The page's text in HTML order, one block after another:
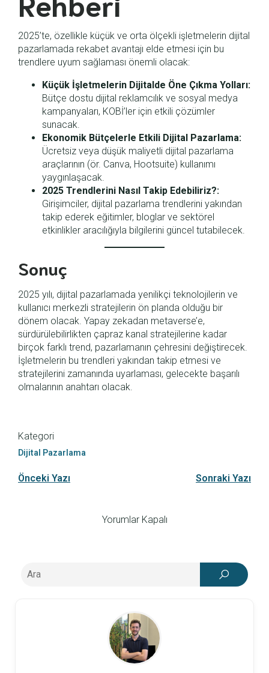
2025’te, özellikle küçük ve orta ölçekli işletmelerin dijital
pazarlamada rekabet avantajı elde etmesi için bu
trendlere uyum sağlaması önemli olacak:
Küçük İşletmelerin Dijitalde Öne Çıkma Yolları:
Bütçe dostu dijital reklamcılık ve sosyal medya
kampanyaları, KOBİ’ler için etkili çözümler
sunacak.
Ekonomik Bütçelerle Etkili Dijital Pazarlama:
Ücretsiz veya düşük maliyetli dijital pazarlama
araçlarının (ör. Canva, Hootsuite) kullanımı
yaygınlaşacak.
2025 Trendlerini Nasıl Takip Edebiliriz?:
Girişimciler, dijital pazarlama trendlerini yakından
takip ederek eğitimler, bloglar ve sektörel
etkinlikler aracılığıyla bilgilerini güncel tutabilecek.
Sonuç
2025 yılı, dijital pazarlamada yenilikçi teknolojilerin ve
kullanıcı merkezli stratejilerin ön planda olduğu bir
dönem olacak. Yapay zekadan metaverse’e,
sürdürülebilirlikten çapraz kanal stratejilerine kadar
birçok farklı trend, pazarlamanın çehresini değiştirecek.
İşletmelerin bu trendleri yakından takip etmesi ve
stratejilerini zamanında uyarlaması, gelecekte başarılı
olmalarının anahtarı olacak.
Kategori
Dijital Pazarlama
Önceki Yazı Sonraki Yazı
Yorumlar Kapalı